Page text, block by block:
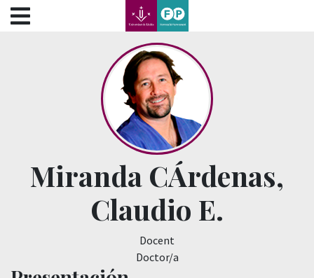
???label.access.jump.content???
???label.access.jump.header???
???label.access.jump.footer???
???label.access.jump.menu???
Miranda CÁrdenas,
Claudio E.
Docent
Doctor/a